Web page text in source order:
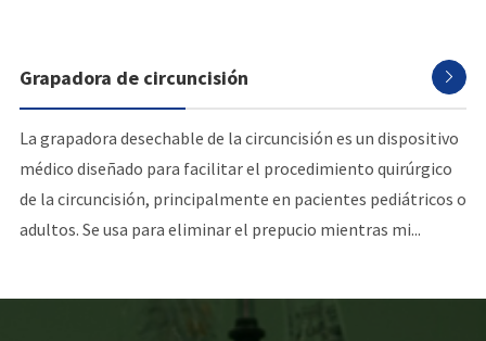
Grapadora de circuncisión 
La grapadora desechable de la circuncisión es un dispositivo
médico diseñado para facilitar el procedimiento quirúrgico
de la circuncisión, principalmente en pacientes pediátricos o
adultos. Se usa para eliminar el prepucio mientras mi...